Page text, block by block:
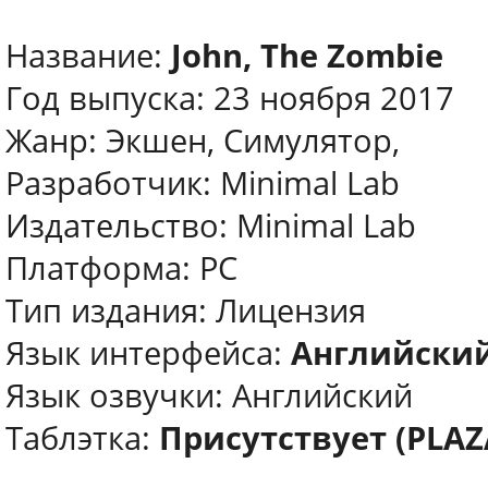
Название: John, The Zombie
Год выпуска: 23 ноября 2017
Жанр: Экшен, Симулятор,
Разработчик: Minimal Lab
Издательство: Minimal Lab
Платформа: PC
Тип издания: Лицензия
Язык интерфейса:
Язык озвучки: Английский
Таблэтка: Присутствует